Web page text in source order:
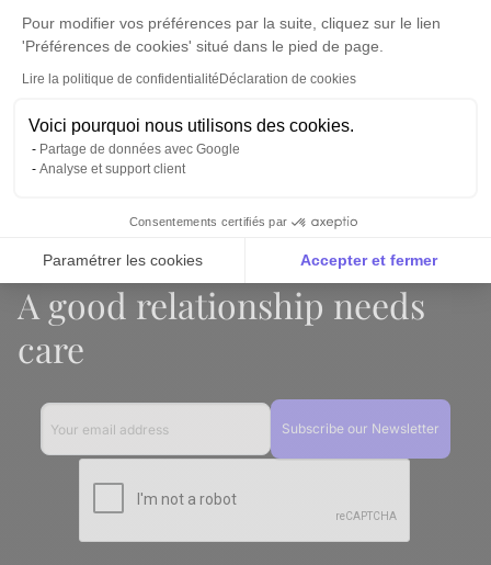
Pour modifier vos préférences par la suite, cliquez sur le lien
'Préférences de cookies' situé dans le pied de page.
Lire la politique de confidentialité Déclaration de cookies
Voici pourquoi nous utilisons des cookies.
Partage de données avec Google
Analyse et support client
Consentements certifiés par
Paramétrer les cookies Accepter et fermer
Axeptio consent
Plateforme de Gestion du Consentement :
Notre plateforme vous permet d'adapter et de gérer
resources
A good relationship needs
care